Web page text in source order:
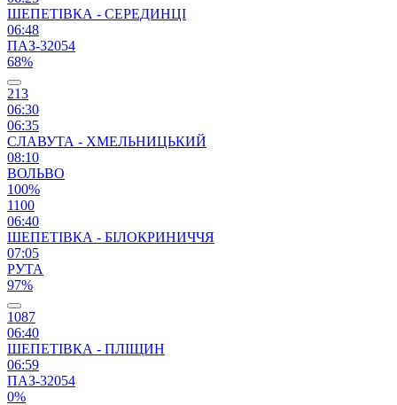
ШЕПЕТІВКА - СЕРЕДИНЦІ
06:48
ПАЗ-32054
68%
213
06:30
06:35
СЛАВУТА - ХМЕЛЬНИЦЬКИЙ
08:10
ВОЛЬВО
100%
1100
06:40
ШЕПЕТІВКА - БІЛОКРИНИЧЧЯ
07:05
РУТА
97%
1087
06:40
ШЕПЕТІВКА - ПЛІЩИН
06:59
ПАЗ-32054
0%